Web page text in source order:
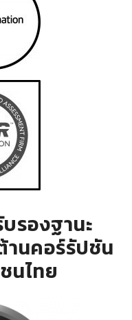
รองฐานะ
นคอร์รัปชัน
นไทย